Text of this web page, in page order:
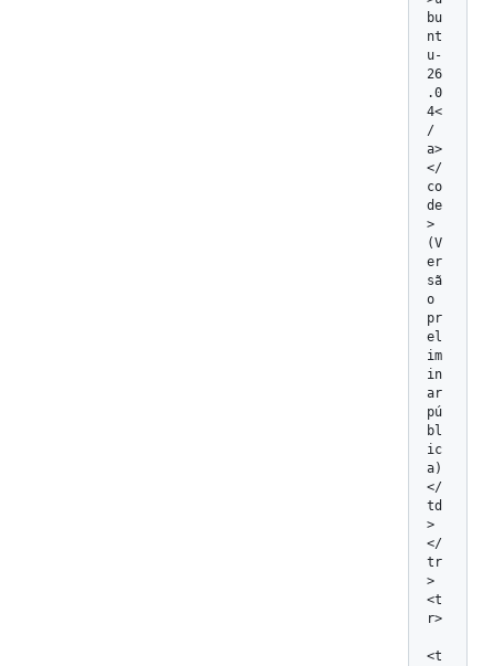
bu
nt
u-
26
.0
4<
/
a>
</
co
de
>
(V
er
sã
o
pr
el
im
in
ar
pú
bl
ic
a)
</
td
>
</
tr
>
<t
r>
<t